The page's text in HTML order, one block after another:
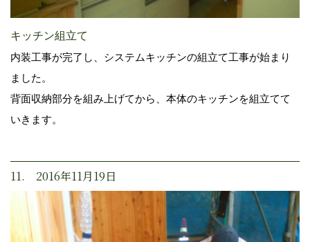
キッチン組立て
内装工事が完了し、システムキッチンの組立て工事が始まり
ました。
背面収納部分を組み上げてから、本体のキッチンを組立てて
いきます。
11. 2016年11月19日